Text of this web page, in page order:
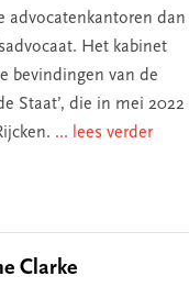
advocatenkantoren dan
Het kabinet
bevindingen van de
Staat’, die in mei 2022
... lees verder
Clarke